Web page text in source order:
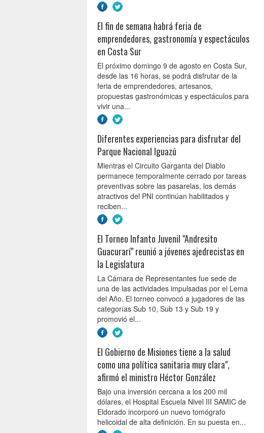
El fin de semana habrá feria de
emprendedores, gastronomía y espectáculos
en Costa Sur
El próximo domingo 9 de agosto en Costa Sur,
desde las 16 horas, se podrá disfrutar de la
feria de emprendedores, artesanos,
propuestas gastronómicas y espectáculos para
vivir una...
Diferentes experiencias para disfrutar del
Parque Nacional Iguazú
Mientras el Circuito Garganta del Diablo
permanece temporalmente cerrado por tareas
preventivas sobre las pasarelas, los demás
atractivos del PNI continúan habilitados y
reciben...
El Torneo Infanto Juvenil "Andresito
Guacurarí" reunió a jóvenes ajedrecistas en
la Legislatura
La Cámara de Representantes fue sede de
una de las actividades impulsadas por el Lema
del Año. El torneo convocó a jugadores de las
categorías Sub 10, Sub 13 y Sub 19 y
promovió el...
El Gobierno de Misiones tiene a la salud
como una política sanitaria muy clara",
afirmó el ministro Héctor González
Bajo una inversión cercana a los 200 mil
dólares, el Hospital Escuela Nivel III SAMIC de
Eldorado incorporó un nuevo tomógrafo
helicoidal de alta definición. En su puesta en...